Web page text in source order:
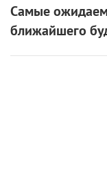
Самые
ближайшего